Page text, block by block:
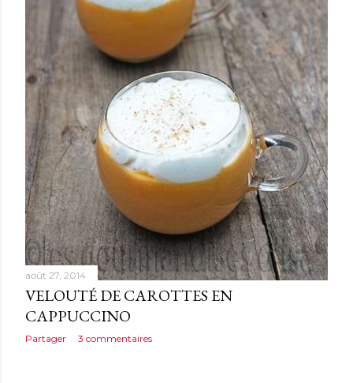
août 27, 2014
VELOUTÉ DE CAROTTES EN
CAPPUCCINO
Partager 3 commentaires